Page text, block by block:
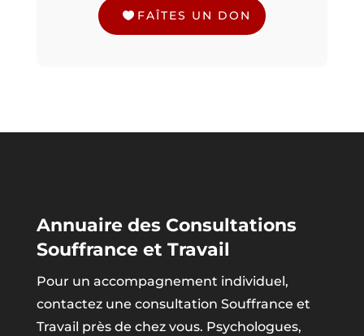
FAÎTES UN DON
Annuaire des Consultations
Souffrance et Travail
Pour un accompagnement individuel,
contactez une consultation Souffrance et
Travail près de chez vous. Psychologues,